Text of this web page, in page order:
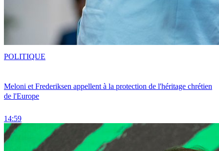
Meloni et Frederiksen appellent à la protection de l'héritage chrétien
de l'Europe
14:59
POLITIQUE